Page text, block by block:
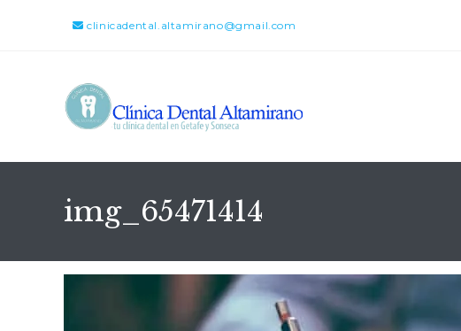
clinicadental.altamirano@gmail.com
img_65471414